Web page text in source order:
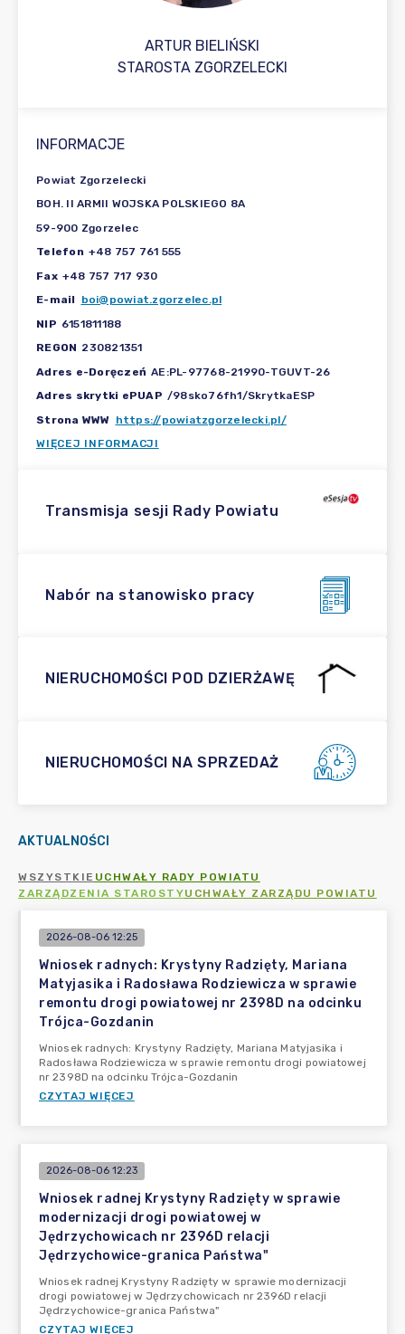
ARTUR BIELIŃSKI
STAROSTA ZGORZELECKI
INFORMACJE
Powiat Zgorzelecki
BOH. II ARMII WOJSKA POLSKIEGO 8A
59-900 Zgorzelec
Telefon +48 757 761 555
Fax +48 757 717 930
E-mail
boi@powiat.zgorzelec.pl
NIP 6151811188
REGON 230821351
Adres e-Doręczeń AE:PL-97768-21990-TGUVT-26
Adres skrytki ePUAP /98sko76fh1/SkrytkaESP
Strona WWW https://powiatzgorzelecki.pl/
WIĘCEJ INFORMACJI
Transmisja sesji Rady Powiatu
Nabór na stanowisko pracy
NIERUCHOMOŚCI POD DZIERŻAWĘ
NIERUCHOMOŚCI NA SPRZEDAŻ
AKTUALNOŚCI
WSZYSTKIE UCHWAŁY RADY POWIATU
ZARZĄDZENIA STAROSTYUCHWAŁY ZARZĄDU POWIATU
2026-08-06 12:25
Wniosek radnych: Krystyny Radzięty, Mariana
Matyjasika i Radosława Rodziewicza w sprawie
remontu drogi powiatowej nr 2398D na odcinku
Trójca-Gozdanin
Wniosek radnych: Krystyny Radzięty, Mariana Matyjasika i
Radosława Rodziewicza w sprawie remontu drogi powiatowej
nr 2398D na odcinku Trójca-Gozdanin
CZYTAJ WIĘCEJ
2026-08-06 12:23
Wniosek radnej Krystyny Radzięty w sprawie
modernizacji drogi powiatowej w
Jędrzychowicach nr 2396D relacji
Jędrzychowice-granica Państwa"
Wniosek radnej Krystyny Radzięty w sprawie modernizacji
drogi powiatowej w Jędrzychowicach nr 2396D relacji
Jędrzychowice-granica Państwa"
CZYTAJ WIĘCEJ